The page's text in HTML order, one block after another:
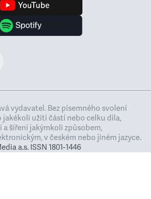
vydavatel. Bez písemného svolení
jakékoli užití částí nebo celku díla,
šíření jakýmkoli způsobem,
v českém nebo jiném jazyce.
a.s. ISSN 1801-1446